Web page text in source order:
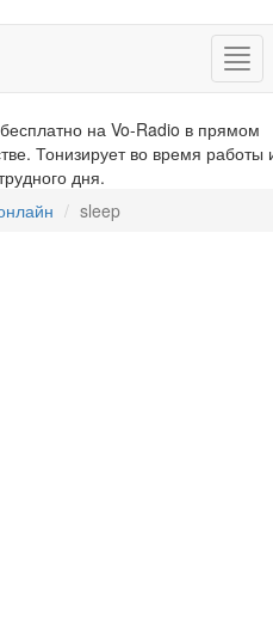
на Vo-Radio в прямом
Тонизирует во время работы
дня.
sleep